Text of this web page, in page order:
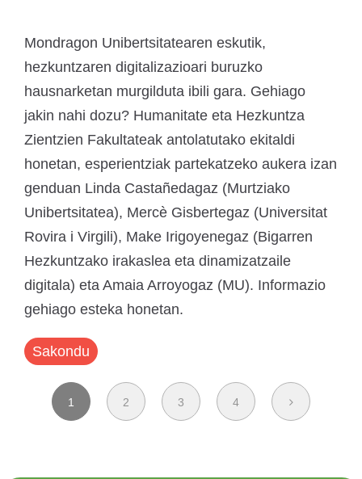
Mondragon Unibertsitatearen eskutik,
hezkuntzaren digitalizazioari buruzko
hausnarketan murgilduta ibili gara. Gehiago
jakin nahi dozu? Humanitate eta Hezkuntza
Zientzien Fakultateak antolatutako ekitaldi
honetan, esperientziak partekatzeko aukera izan
genduan Linda Castañedagaz (Murtziako
Unibertsitatea), Mercè Gisbertegaz (Universitat
Rovira i Virgili), Make Irigoyenegaz (Bigarren
Hezkuntzako irakaslea eta dinamizatzaile
digitala) eta Amaia Arroyogaz (MU). Informazio
gehiago esteka honetan.
Sakondu
1 2 3 4